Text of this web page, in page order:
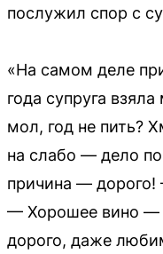
послужил спор с
«На самом деле
года супруга
мол, год не пить?
на слабо — дело
причина — дорого!
— Хорошее вино —
дорого, даже